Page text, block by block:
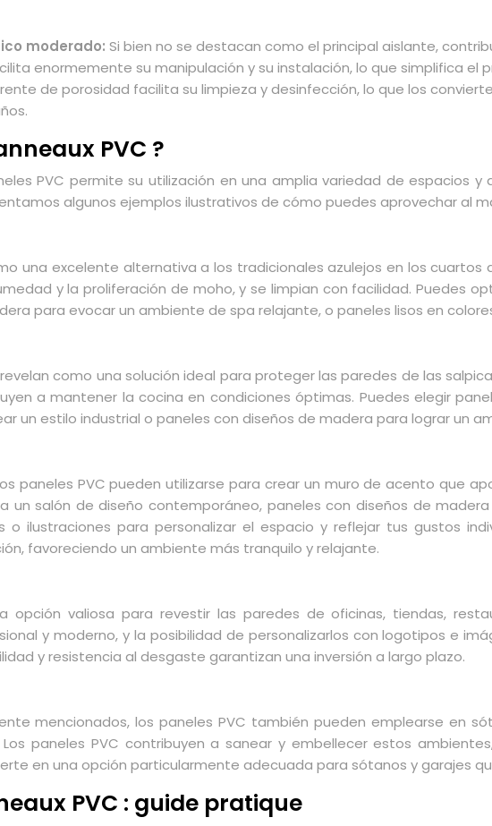
moderado: Si bien no se destacan como el principal aislante,
enormemente su manipulación y su instalación, lo que simplifica el
de porosidad facilita su limpieza y desinfección, lo que los
PVC ?
PVC permite su utilización en una amplia variedad de espacios
algunos ejemplos ilustrativos de cómo puedes aprovechar al
una excelente alternativa a los tradicionales azulejos en los
y la proliferación de moho, y se limpian con facilidad. Puedes
para evocar un ambiente de spa relajante, o paneles lisos en
revelan como una solución ideal para proteger las paredes de las
a mantener la cocina en condiciones óptimas. Puedes elegir
un estilo industrial o paneles con diseños de madera para lograr un
paneles PVC pueden utilizarse para crear un muro de acento que
un salón de diseño contemporáneo, paneles con diseños de
ilustraciones para personalizar el espacio y reflejar tus gustos
favoreciendo un ambiente más tranquilo y relajante.
opción valiosa para revestir las paredes de oficinas, tiendas,
y moderno, y la posibilidad de personalizarlos con logotipos e
y resistencia al desgaste garantizan una inversión a largo plazo.
mencionados, los paneles PVC también pueden emplearse en
paneles PVC contribuyen a sanear y embellecer estos
en una opción particularmente adecuada para sótanos y garajes
PVC : guide pratique